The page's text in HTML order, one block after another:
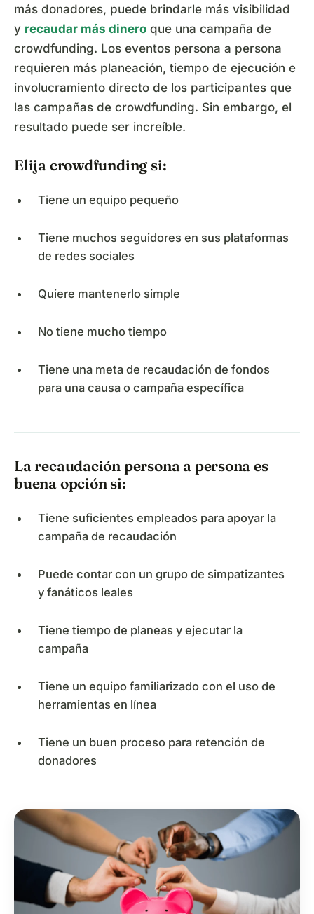
más donadores, puede brindarle más visibilidad
y recaudar más dinero que una campaña de
crowdfunding. Los eventos persona a persona
requieren más planeación, tiempo de ejecución e
involucramiento directo de los participantes que
las campañas de crowdfunding. Sin embargo, el
resultado puede ser increíble.
Elija crowdfunding si:
Tiene un equipo pequeño
Tiene muchos seguidores en sus plataformas
de redes sociales
Quiere mantenerlo simple
No tiene mucho tiempo
Tiene una meta de recaudación de fondos
para una causa o campaña específica
La recaudación persona a persona es
buena opción si:
Tiene suficientes empleados para apoyar la
campaña de recaudación
Puede contar con un grupo de simpatizantes
y fanáticos leales
Tiene tiempo de planeas y ejecutar la
campaña
Tiene un equipo familiarizado con el uso de
herramientas en línea
Tiene un buen proceso para retención de
donadores